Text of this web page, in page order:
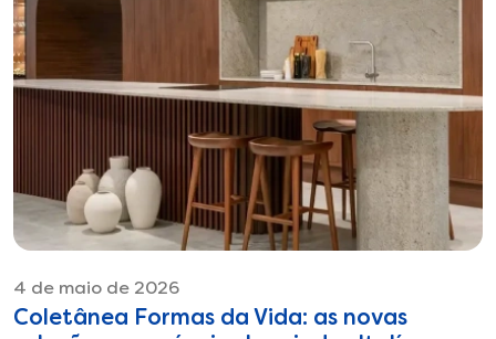
4 de maio de 2026
Coletânea Formas da Vida: as novas